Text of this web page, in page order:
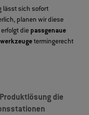
lässt sich sofort
planen wir diese
die passgenaue
termingerecht
die